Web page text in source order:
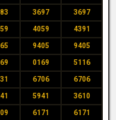
3697 3697
4059 4391
9405 9405
0169 5116
6706 6706
5941 3610
6171 6171